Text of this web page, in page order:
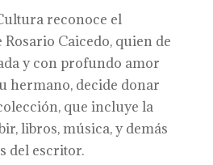
reconoce el
Rosario Caicedo, quien de
y con profundo amor
hermano, decide donar
que incluye la
libros, música, y demás
del escritor.